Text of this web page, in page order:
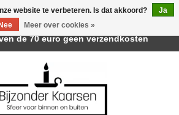
website te verbeteren. Is dat akkoord?
Ja
Nee
Meer over cookies »
Trotz Woon & Cadeau | Belvederelaan
de 70 euro geen verzendkosten